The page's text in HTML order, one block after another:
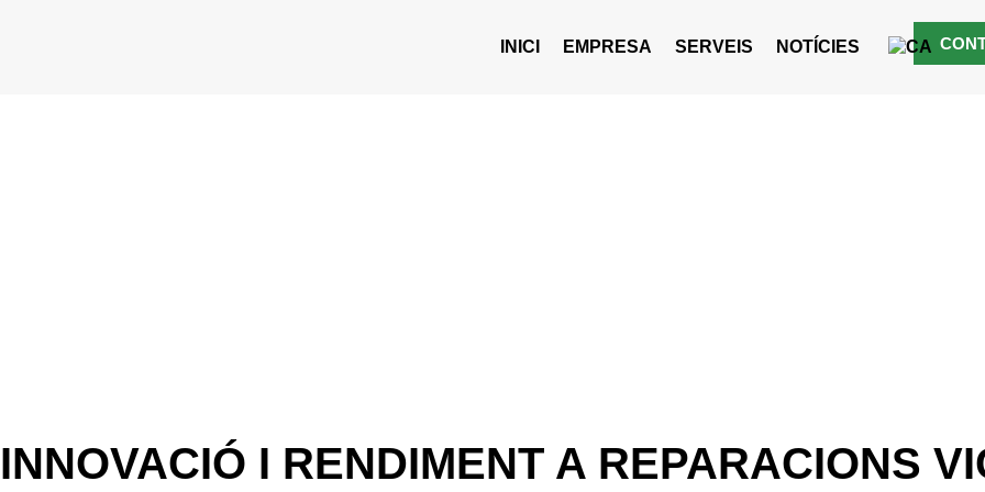
INICI EMPRESA SERVEIS NOTÍCIES
INNOVACIÓ I RENDIMENT A REPARACIONS